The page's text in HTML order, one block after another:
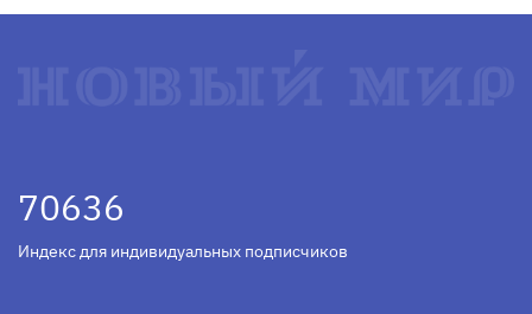
70636
Индекс для индивидуальных подписчиков